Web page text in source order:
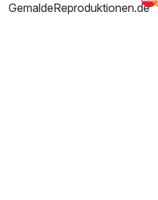
GemaldeReproduktionen.de